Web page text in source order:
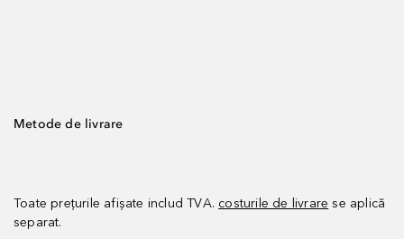
Metode de livrare
Toate prețurile afișate includ TVA. costurile de livrare se aplică
separat.